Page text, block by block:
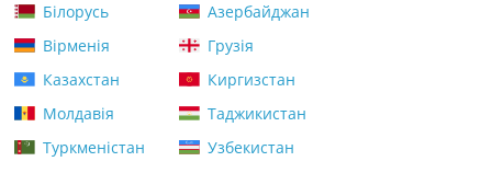
Білорусь
Азербайджан
Вірменія
Грузія
Казахстан
Киргизстан
Молдавія
Таджикистан
Туркменістан
Узбекистан